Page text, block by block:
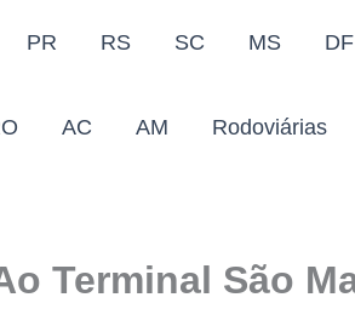
PR RS SC MS DF
AC AM Rodoviárias
Terminal São